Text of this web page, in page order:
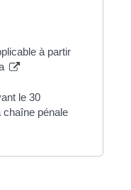
à partir
le 30
chaîne pénale